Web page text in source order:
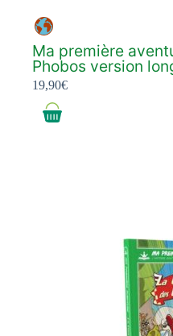
Ma première
Phobos version
19,90€